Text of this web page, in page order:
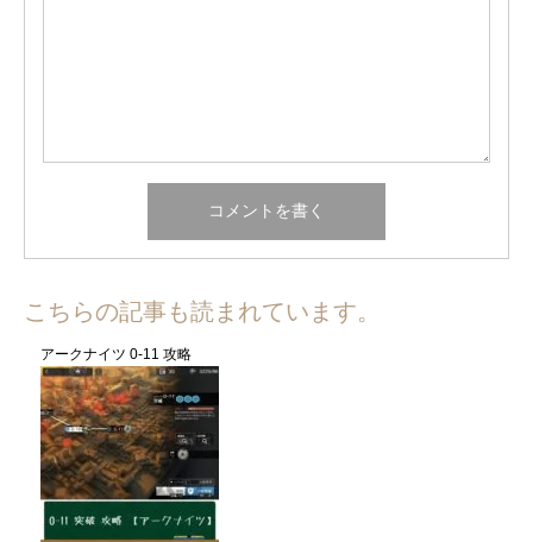
こちらの記事も読まれています。
アークナイツ 0-11 攻略